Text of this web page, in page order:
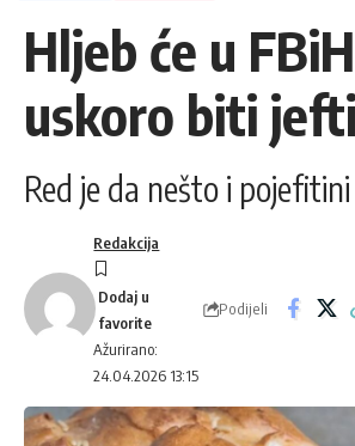
Hljeb će u FBiH
uskoro biti
Red je da nešto i pojefitini
Ažurirano:
24.04.2026 13:15
Redakcija
Podijeli